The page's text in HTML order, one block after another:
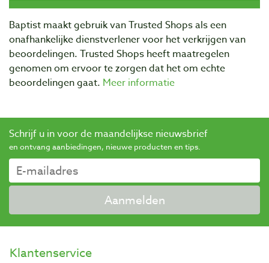
Baptist maakt gebruik van Trusted Shops als een
onafhankelijke dienstverlener voor het verkrijgen van
beoordelingen. Trusted Shops heeft maatregelen
genomen om ervoor te zorgen dat het om echte
beoordelingen gaat. Meer informatie
Schrijf u in voor de maandelijkse nieuwsbrief
en ontvang aanbiedingen, nieuwe producten en tips.
Aanmelden
Klantenservice